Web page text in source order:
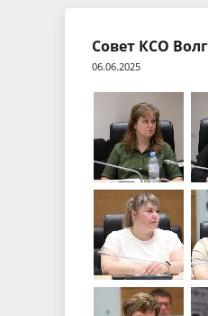
Порядок
Совет КСО
06.06.2025